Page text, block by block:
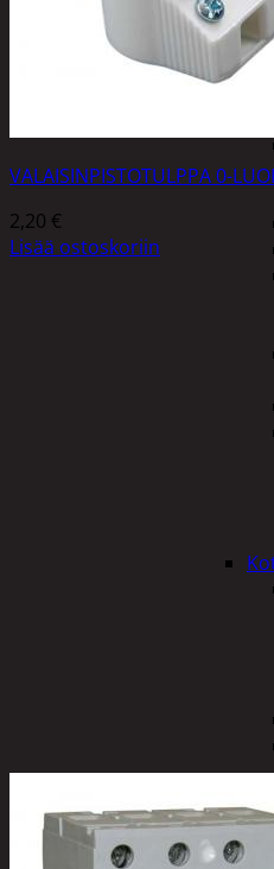
VALAISINPISTOTULPPA 0-
2,20 €
Lisää ostoskoriin